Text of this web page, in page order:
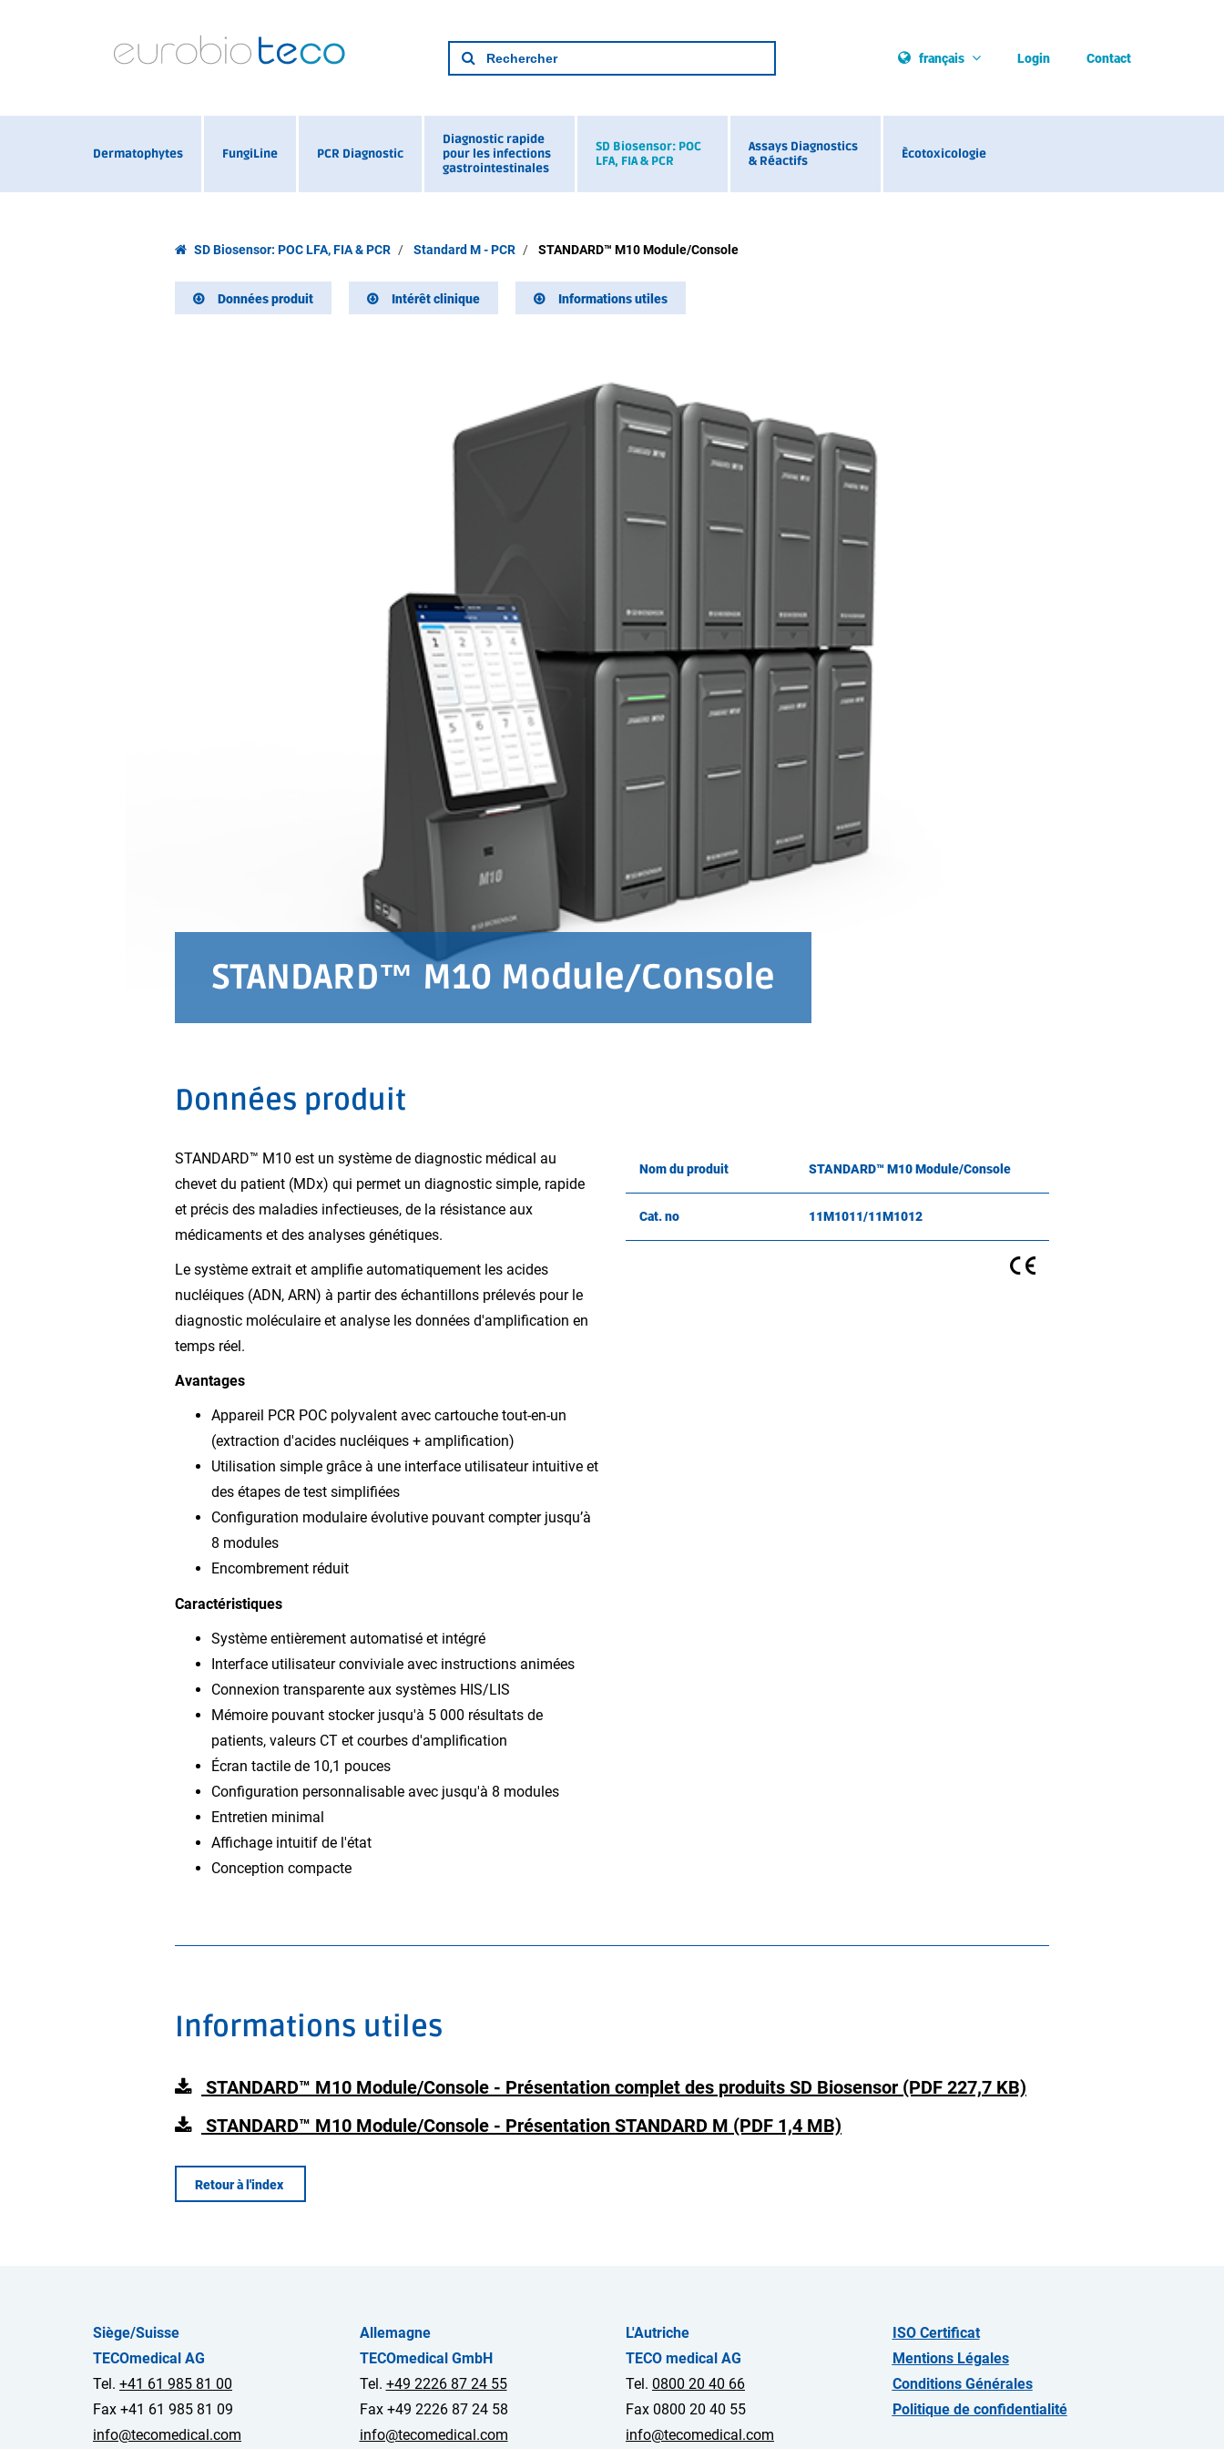
français Login Contact
Dermatophytes FungiLine PCR Diagnostic
Diagnostic rapide
pour les infections
gastrointestinales
SD Biosensor: POC
LFA, FIA & PCR
Assays Diagnostics
& Réactifs
Ècotoxicologie
SD Biosensor: POC LFA, FIA & PCR Standard M - PCR STANDARD™ M10 Module/Console
Données produit Intérêt clinique Informations utiles
STANDARD™ M10 Module/Console
Données produit
STANDARD™ M10 est un système de diagnostic médical au
chevet du patient (MDx) qui permet un diagnostic simple, rapide
et précis des maladies infectieuses, de la résistance aux
médicaments et des analyses génétiques.
Le système extrait et amplifie automatiquement les acides
nucléiques (ADN, ARN) à partir des échantillons prélevés pour le
diagnostic moléculaire et analyse les données d'amplification en
temps réel.
Avantages
Appareil PCR POC polyvalent avec cartouche tout-en-un
(extraction d'acides nucléiques + amplification)
Utilisation simple grâce à une interface utilisateur intuitive et
des étapes de test simplifiées
Configuration modulaire évolutive pouvant compter jusqu’à
8 modules
Encombrement réduit
Caractéristiques
Système entièrement automatisé et intégré
Interface utilisateur conviviale avec instructions animées
Connexion transparente aux systèmes HIS/LIS
Mémoire pouvant stocker jusqu'à 5 000 résultats de
patients, valeurs CT et courbes d'amplification
Écran tactile de 10,1 pouces
Configuration personnalisable avec jusqu'à 8 modules
Entretien minimal
Affichage intuitif de l'état
Conception compacte
Nom du produit STANDARD™ M10 Module/Console
Cat. no 11M1011/11M1012
Informations utiles
STANDARD™ M10 Module/Console - Présentation complet des produits SD Biosensor (PDF 227,7 KB)
STANDARD™ M10 Module/Console - Présentation STANDARD M (PDF 1,4 MB)
Retour à l'index
Siège/Suisse
TECOmedical AG
Tel. +41 61 985 81 00
Fax +41 61 985 81 09
info@tecomedical.com
Allemagne
TECOmedical GmbH
Tel. +49 2226 87 24 55
Fax +49 2226 87 24 58
info@tecomedical.com
L'Autriche
TECO medical AG
Tel. 0800 20 40 66
Fax 0800 20 40 55
info@tecomedical.com
ISO Certificat
Mentions Légales
Conditions Générales
Politique de confidentialité